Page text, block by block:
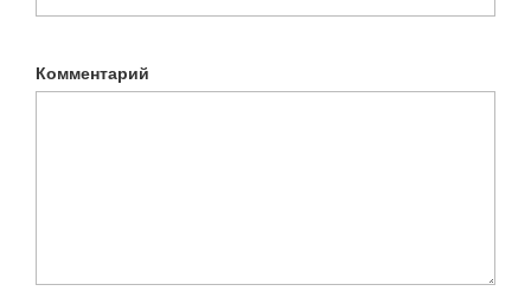
Комментарий